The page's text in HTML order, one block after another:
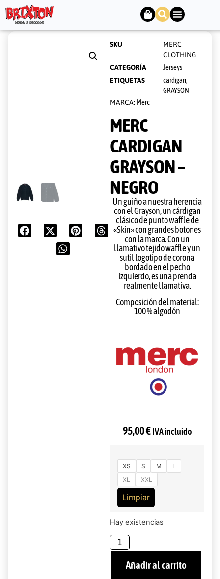
SKU
MERC
CLOTHING
CATEGORÍA
Jerseys
ETIQUETAS cardigan,
GRAYSON
MARCA: Merc
MERC
CARDIGAN
GRAYSON –
NEGRO
Un guiño a nuestra herencia
con el Grayson, un cárdigan
clásico de punto waffle de
«Skin» con grandes botones
con la marca. Con un
llamativo tejido waffle y un
sutil logotipo de corona
bordado en el pecho
izquierdo, es una prenda
realmente llamativa.
Composición del material:
100 % algodón
95,00€IVA incluido
XS S M
L
XL
XXL
Limpiar
Hay existencias
Añadir al carrito